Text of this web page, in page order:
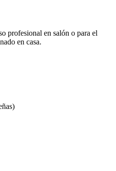
profesional en salón o para el
en casa.